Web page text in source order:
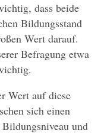
dass beide
Bildungsstand
Wert darauf.
Befragung etwa
Wert auf diese
sich einen
und